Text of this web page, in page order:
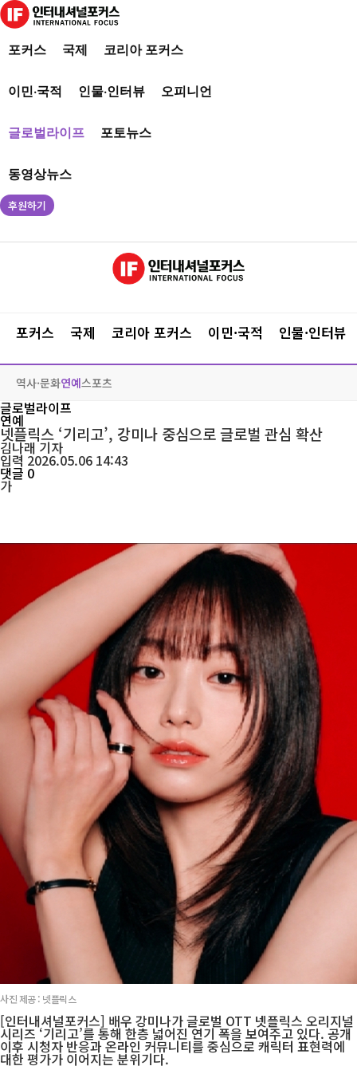
포커스 국제 코리아 포커스
이민·국적 인물·인터뷰 오피니언
글로벌라이프 포토뉴스
동영상뉴스
후원하기
포커스 국제 코리아 포커스 이민·국적 인물·인터뷰
역사·문화연예스포츠
글로벌라이프
연예
넷플릭스 ‘기리고’, 강미나 중심으로 글로벌 관심 확산
김나래기자
입력 2026.05.06 14:43
댓글 0
가
사진 제공 : 넷플릭스
[인터내셔널포커스] 배우 강미나가 글로벌 OTT 넷플릭스 오리지널
시리즈 ‘기리고’를 통해 한층 넓어진 연기 폭을 보여주고 있다. 공개
이후 시청자 반응과 온라인 커뮤니티를 중심으로 캐릭터 표현력에
대한 평가가 이어지는 분위기다.